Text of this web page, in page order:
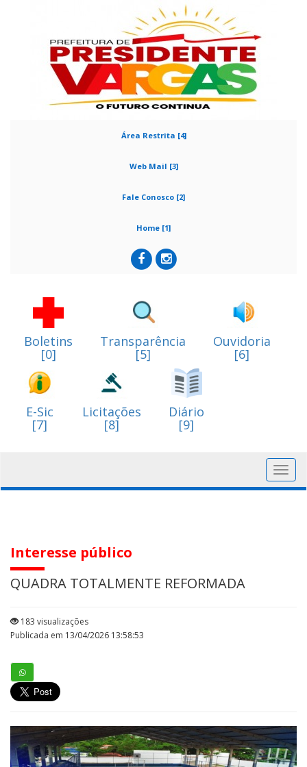
Área Restrita [4]
Web Mail [3]
Fale Conosco [2]
Home [1]
Boletins
[0]
Transparência
[5]
Ouvidoria
[6]
E-Sic
[7]
Licitações
[8]
Diário
[9]
Interesse público
QUADRA TOTALMENTE REFORMADA
183 visualizações
Publicada em 13/04/2026 13:58:53